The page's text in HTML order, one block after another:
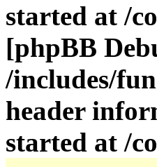
started at /
[phpBB
/includes/
header
started at /